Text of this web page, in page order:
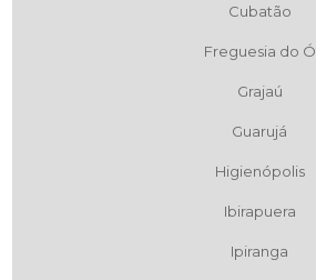
Cubatão
Freguesia do Ó
Grajaú
Guarujá
Higienópolis
Ibirapuera
Ipiranga